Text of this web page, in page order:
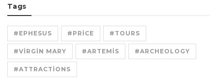
Tags
#EPHESUS #PRICE #TOURS
#VIRGIN MARY #ARTEMIS #ARCHEOLOGY
#ATTRACTIONS